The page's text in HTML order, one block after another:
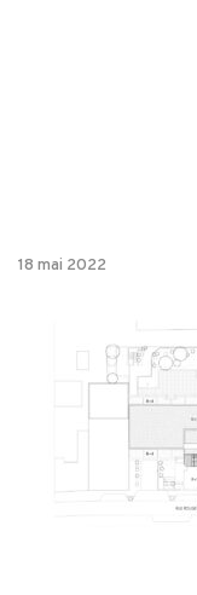
18 mai 2022